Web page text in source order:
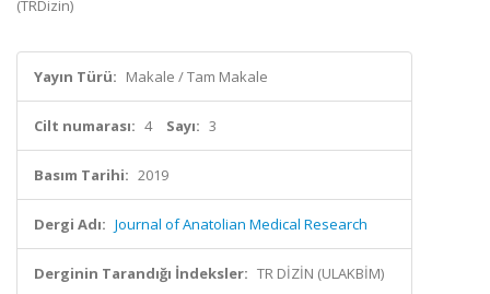
(TRDizin)
Yayın Türü: Makale / Tam Makale
Cilt numarası: 4 Sayı: 3
Basım Tarihi: 2019
Dergi Adı: Journal of Anatolian Medical Research
Derginin Tarandığı İndeksler: TR DİZİN (ULAKBİM)